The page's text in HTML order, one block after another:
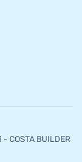
COSTA BUILDER